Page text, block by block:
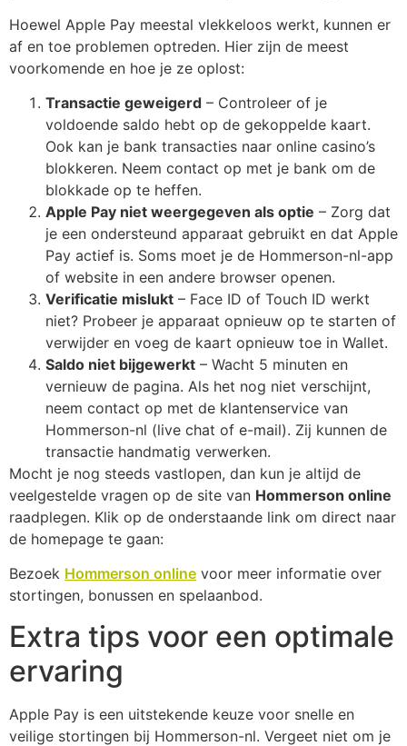
Hoewel Apple Pay meestal vlekkeloos werkt, kunnen er
af en toe problemen optreden. Hier zijn de meest
voorkomende en hoe je ze oplost:
Transactie geweigerd – Controleer of je
voldoende saldo hebt op de gekoppelde kaart.
Ook kan je bank transacties naar online casino’s
blokkeren. Neem contact op met je bank om de
blokkade op te heffen.
Apple Pay niet weergegeven als optie – Zorg dat
je een ondersteund apparaat gebruikt en dat Apple
Pay actief is. Soms moet je de Hommerson-nl-app
of website in een andere browser openen.
Verificatie mislukt – Face ID of Touch ID werkt
niet? Probeer je apparaat opnieuw op te starten of
verwijder en voeg de kaart opnieuw toe in Wallet.
Saldo niet bijgewerkt – Wacht 5 minuten en
vernieuw de pagina. Als het nog niet verschijnt,
neem contact op met de klantenservice van
Hommerson-nl (live chat of e-mail). Zij kunnen de
transactie handmatig verwerken.
Mocht je nog steeds vastlopen, dan kun je altijd de
veelgestelde vragen op de site van Hommerson online
raadplegen. Klik op de onderstaande link om direct naar
de homepage te gaan:
Bezoek Hommerson online voor meer informatie over
stortingen, bonussen en spelaanbod.
Extra tips voor een optimale
ervaring
Apple Pay is een uitstekende keuze voor snelle en
veilige stortingen bij Hommerson-nl. Vergeet niet om je